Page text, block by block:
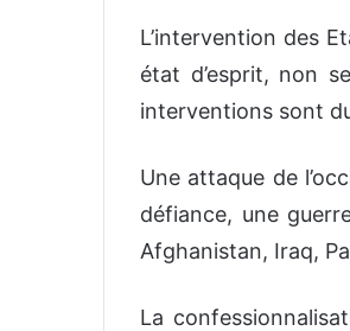
L’intervention des
état d’esprit, non
interventions sont
Une attaque de
défiance, une
Afghanistan, Iraq,
La